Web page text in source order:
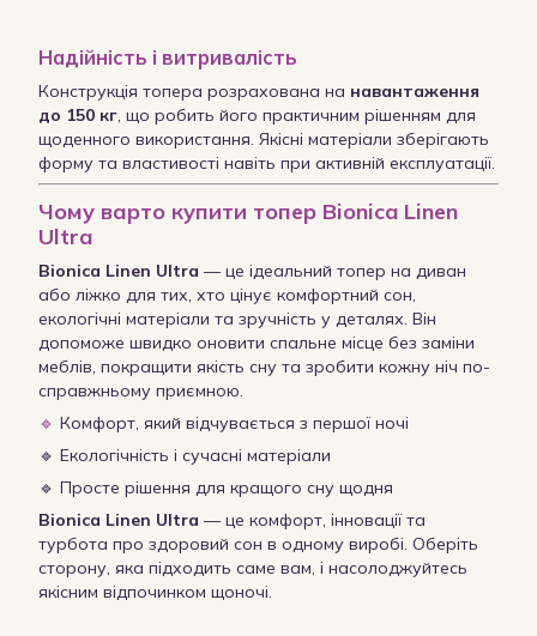
Надійність і витривалість
Конструкція топера розрахована на навантаження
до 150 кг , що робить його практичним рішенням для
щоденного використання. Якісні матеріали зберігають
форму та властивості навіть при активній експлуатації.
Чому варто купити топер Bionica Linen
Ultra
Bionica Linen Ultra — це ідеальний топер на диван
або ліжко для тих, хто цінує комфортний сон,
екологічні матеріали та зручність у деталях. Він
допоможе швидко оновити спальне місце без заміни
меблів, покращити якість сну та зробити кожну ніч по-
справжньому приємною.
🔹 Комфорт, який відчувається з першої ночі
🔹 Екологічність і сучасні матеріали
🔹 Просте рішення для кращого сну щодня
Bionica Linen Ultra — це комфорт, інновації та
турбота про здоровий сон в одному виробі. Оберіть
сторону, яка підходить саме вам, і насолоджуйтесь
якісним відпочинком щоночі.